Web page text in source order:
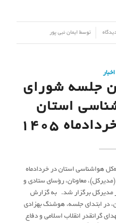
توسط ایمان نبی پور
اخبار
جلسه شورای
استان
۱۴۰۵
هواشناسی استان در خردادماه
(مدیرکل)، معاونان، رؤسای ستادی و
مدیرکل برگزار شد. به گزارش
در ابتدای جلسه، هوشنگ بهزادی
گرانقدر انقلاب اسلامی و دفاع